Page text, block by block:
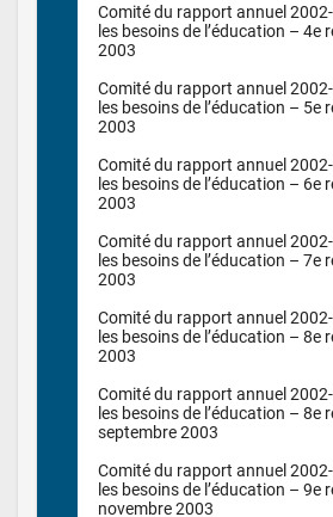
Comité du rapport annuel
les besoins de l’éducation – 4e
2003
Comité du rapport annuel
les besoins de l’éducation – 5e
2003
Comité du rapport annuel
les besoins de l’éducation – 6e
2003
Comité du rapport annuel
les besoins de l’éducation – 7e
2003
Comité du rapport annuel
les besoins de l’éducation – 8e
2003
Comité du rapport annuel
les besoins de l’éducation – 8e
septembre 2003
Comité du rapport annuel
les besoins de l’éducation – 9e
novembre 2003